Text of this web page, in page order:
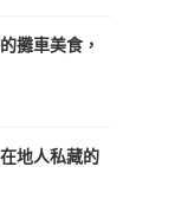
攤車美食，
地人私藏的